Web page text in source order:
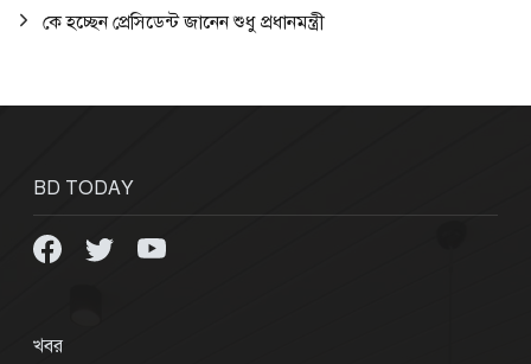
কে হচ্ছেন প্রেসিডেন্ট জানেন শুধু প্রধানমন্ত্রী
BD TODAY
খবর